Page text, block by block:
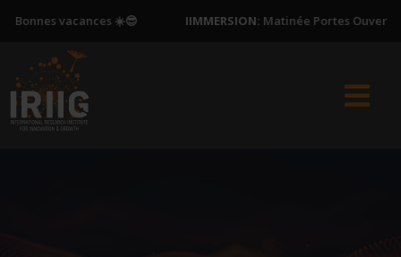
vacances ☀️😎 IIMMERSION:Matinée Portes Ouvertes -